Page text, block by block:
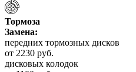
Тормоза
Замена:
передних тормозных дисков
от 2230 руб.
дисковых колодок